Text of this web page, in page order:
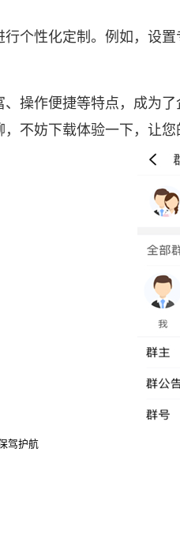
个性化定制。例如，设置
操作便捷等特点，成为
不妨下载体验一下，让您
驾护航